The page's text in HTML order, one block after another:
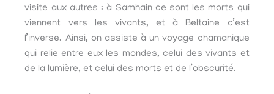
visite aux autres : à Samhain ce sont les morts qui
viennent vers les vivants, et à Beltaine c’est
l’inverse. Ainsi, on assiste à un voyage chamanique
qui relie entre eux les mondes, celui des vivants et
de la lumière, et celui des morts et de l’obscurité.